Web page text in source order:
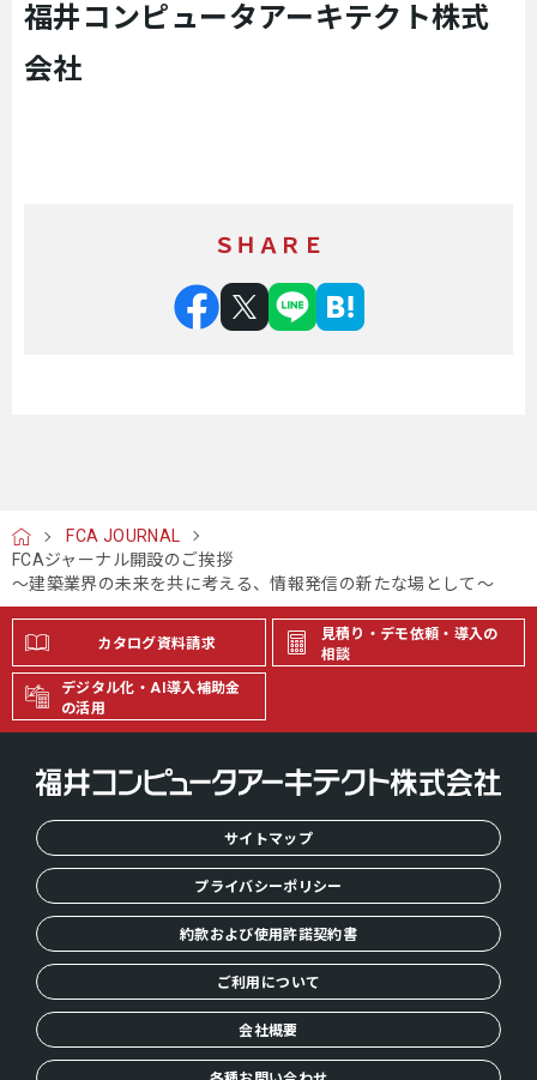
福井コンピュータアーキテクト株式
会社
ＳＨＡＲＥ
H
O
M
E
FCA JOURNAL
FCAジャーナル開設のご挨拶
～建築業界の未来を共に考える、情報発信の新たな場として～
カタログ資料請求
見積り・デモ依頼・導入の
相談
デジタル化・AI導入補助金
の活用
サイトマップ
プライバシーポリシー
約款および使用許諾契約書
ご利用について
会社概要